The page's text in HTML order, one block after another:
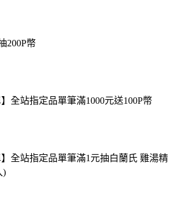
200P幣
】全站指定品單筆滿1000元送100P幣
】全站指定品單筆滿1元抽白蘭氏 雞湯精
)